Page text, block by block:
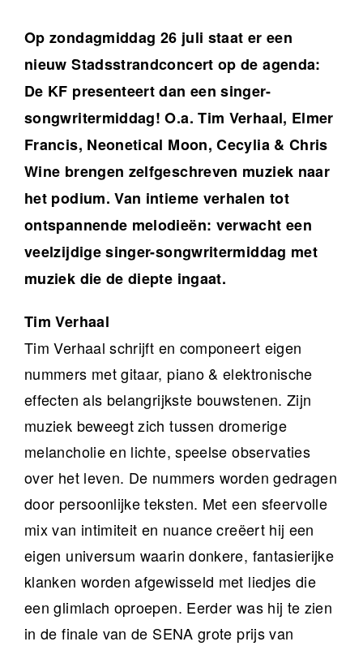
Op zondagmiddag 26 juli staat er een
nieuw Stadsstrandconcert op de agenda:
De KF presenteert dan een singer-
songwritermiddag! O.a. Tim Verhaal, Elmer
Francis, Neonetical Moon, Cecylia & Chris
Wine brengen zelfgeschreven muziek naar
het podium. Van intieme verhalen tot
ontspannende melodieën: verwacht een
veelzijdige singer-songwritermiddag met
muziek die de diepte ingaat.
Tim Verhaal
Tim Verhaal schrijft en componeert eigen
nummers met gitaar, piano & elektronische
effecten als belangrijkste bouwstenen. Zijn
muziek beweegt zich tussen dromerige
melancholie en lichte, speelse observaties
over het leven. De nummers worden gedragen
door persoonlijke teksten. Met een sfeervolle
mix van intimiteit en nuance creëert hij een
eigen universum waarin donkere, fantasierijke
klanken worden afgewisseld met liedjes die
een glimlach oproepen. Eerder was hij te zien
in de finale van de SENA grote prijs van